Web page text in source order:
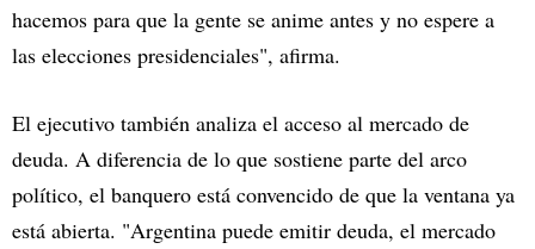
hacemos para que la gente se anime antes y no espere a
las elecciones presidenciales", afirma.
El ejecutivo también analiza el acceso al mercado de
deuda. A diferencia de lo que sostiene parte del arco
político, el banquero está convencido de que la ventana ya
está abierta. "Argentina puede emitir deuda, el mercado